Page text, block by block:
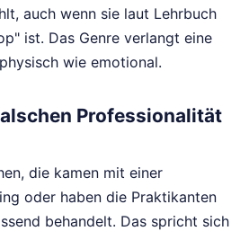
auch wenn sie laut Lehrbuch
ist. Das Genre verlangt eine
wie emotional.
Professionalität
die kamen mit einer
oder haben die Praktikanten
behandelt. Das spricht sich